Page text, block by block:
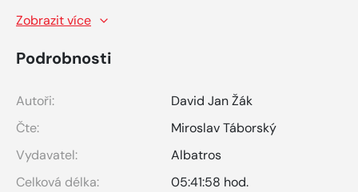
Zobrazit více
Podrobnosti
Autoři:
David Jan Žák
Čte:
Miroslav Táborský
Vydavatel:
Albatros
Celková délka:
05:41:58 hod.